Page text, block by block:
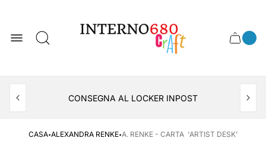
del
negozio
Cassetto
CONSEGNA AL LOCKER INPOST
CASA·ALEXANDRA RENKE·A. RENKE - CARTA 'ARTIST DESK'